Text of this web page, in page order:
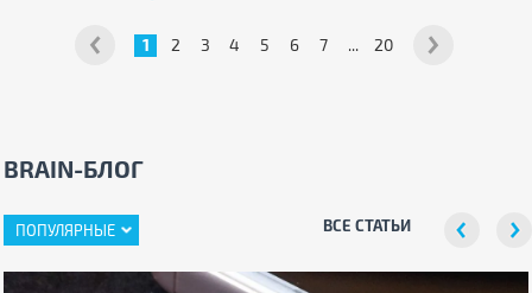
1 2 3 4 5 6 7 ... 20
BRAIN-БЛОГ
ПОПУЛЯРНЫЕ ВСЕ СТАТЬИ